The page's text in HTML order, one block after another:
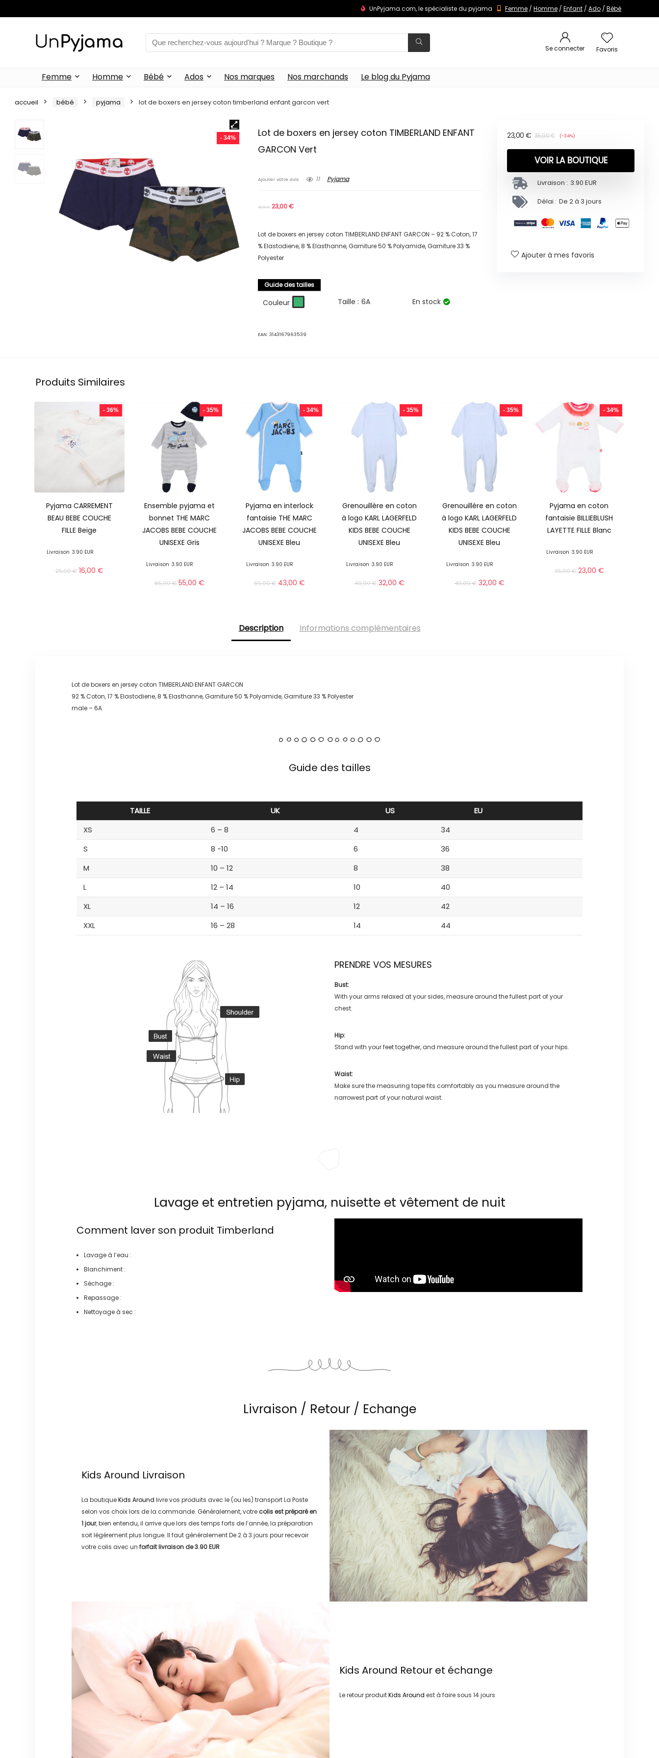
UnPyjama.com, le spécialiste du pyjama Femme / Homme / Enfant / Ado / Bébé
Se connecter Favoris
Femme Homme Bébé Ados Nos marques Nos marchands Le blog du Pyjama
accueil bébé pyjama lot de boxers en jersey coton timberland enfant garcon vert
- 34%
Lot de boxers en jersey coton TIMBERLAND ENFANT
GARCON Vert
Ajouter votre avis 11 Pyjama
35,00€ 23,00€
Lot de boxers en jersey coton TIMBERLAND ENFANT GARCON – 92 % Coton, 17
% Elastodiene, 8 % Elasthanne, Garniture 50 % Polyamide, Garniture 33 %
Polyester
Guide des tailles
Couleur Taille : 6A En stock
EAN:3143167963539
35,00€
23,00 € (-34%)
VOIR LA BOUTIQUE
Livraison : 3.90 EUR
Délai : De 2 à 3 jours
Ajouter à mes favoris
Produits Similaires
- 36%
Pyjama CARREMENT
BEAU BEBE COUCHE
FILLE Beige
Livraison 3.90 EUR
25,00€ 16,00 €
- 35%
Ensemble pyjama et
bonnet THE MARC
JACOBS BEBE COUCHE
UNISEXE Gris
Livraison 3.90 EUR
85,00€ 55,00 €
- 34%
Pyjama en interlock
fantaisie THE MARC
JACOBS BEBE COUCHE
UNISEXE Bleu
Livraison 3.90 EUR
65,00€ 43,00 €
- 35%
Grenouillère en coton
à logo KARL LAGERFELD
KIDS BEBE COUCHE
UNISEXE Bleu
Livraison 3.90 EUR
49,00€ 32,00 €
- 35%
Grenouillère en coton
à logo KARL LAGERFELD
KIDS BEBE COUCHE
UNISEXE Bleu
Livraison 3.90 EUR
49,00€ 32,00 €
- 34%
Pyjama en coton
fantaisie BILLIEBLUSH
LAYETTE FILLE Blanc
Livraison 3.90 EUR
35,00€ 23,00 €
Description Informations complémentaires
Lot de boxers en jersey coton TIMBERLAND ENFANT GARCON
92 % Coton, 17 % Elastodiene, 8 % Elasthanne, Garniture 50 % Polyamide, Garniture 33 % Polyester
male – 6A
Guide des tailles
TAILLE UK US
EU
XS
6 – 8 4
34
S
8 -10 6
36
M
10 – 12 8
38
L
12 – 14 10
40
XL
14 – 16 12
42
XXL
16 – 28 14 44
PRENDRE VOS MESURES
Bust:
With your arms relaxed at your sides, measure around the fullest part of your
chest.
Hip:
Stand with your feet together, and measure around the fullest part of your hips.
Waist:
Make sure the measuring tape fits comfortably as you measure around the
narrowest part of your natural waist.
Lavage et entretien pyjama, nuisette et vêtement de nuit
Comment laver son produit Timberland
Lavage à l’eau :
Blanchiment :
Séchage :
Repassage :
Nettoyage à sec :
Livraison / Retour / Echange
Kids Around Livraison
La boutiqueKids Around livre vos produits avec le (ou les) transportLa Poste
selon vos choix lors de la commande. Généralement, votre colis est préparé en
1 jour, bien entendu, il arrive que lors des temps forts de l’année, la préparation
soit légérement plus longue. Il faut généralementDe 2 à 3 jours pour recevoir
votre colis avec un forfait livraison de3.90 EUR
Kids Around Retour et échange
Le retour produitKids Around est à faire sous 14 jours